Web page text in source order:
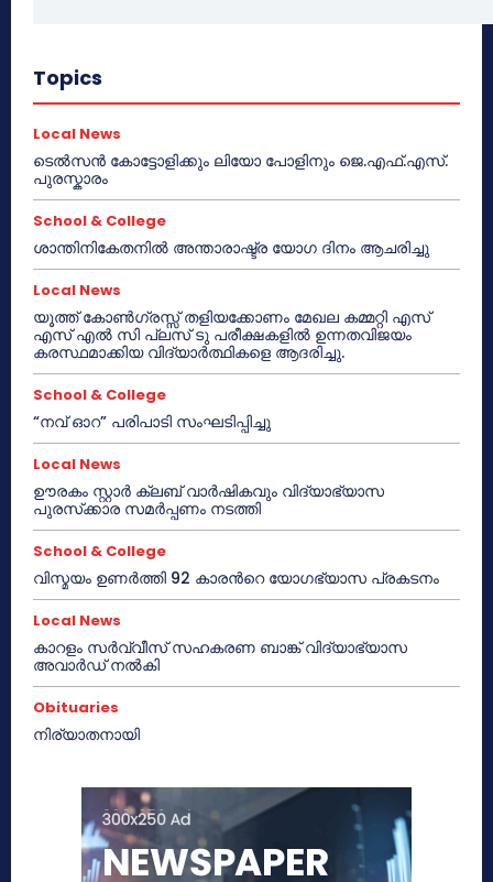
Topics
Local News
ടെൽസൻ കോട്ടോളിക്കും ലിയോ പോളിനും ജെ.എഫ്.എസ്.
പുരസ്കാരം
School & College
ശാന്തിനികേതനിൽ അന്താരാഷ്ട്ര യോഗ ദിനം ആചരിച്ചു
Local News
യൂത്ത് കോൺഗ്രസ്സ് തളിയക്കോണം മേഖല കമ്മറ്റി എസ്
എസ് എൽ സി പ്ലസ് ടു പരീക്ഷകളിൽ ഉന്നതവിജയം
കരസ്ഥമാക്കിയ വിദ്യാർത്ഥികളെ ആദരിച്ചു.
School & College
“നവ് ഓറ” പരിപാടി സംഘടിപ്പിച്ചു
Local News
ഊരകം സ്റ്റാർ ക്ലബ് വാർഷികവും വിദ്യാഭ്യാസ
പുരസ്‌ക്കാര സമർപ്പണം നടത്തി
School & College
വിസ്മയം ഉണർത്തി 92 കാരൻറെ യോഗഭ്യാസ പ്രകടനം
Local News
കാറളം സർവ്വീസ് സഹകരണ ബാങ്ക് വിദ്യാഭ്യാസ
അവാർഡ് നൽകി
Obituaries
നിര്യാതനായി